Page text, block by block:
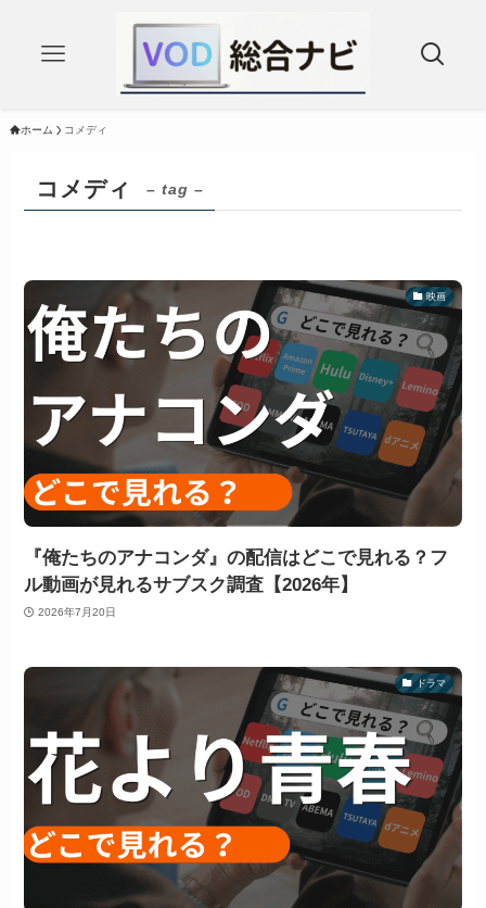
ホーム コメディ
コメディ – tag –
映画
『俺たちのアナコンダ』の配信はどこで見れる？フ
ル動画が見れるサブスク調査【2026年】
2026年7月20日
ドラマ